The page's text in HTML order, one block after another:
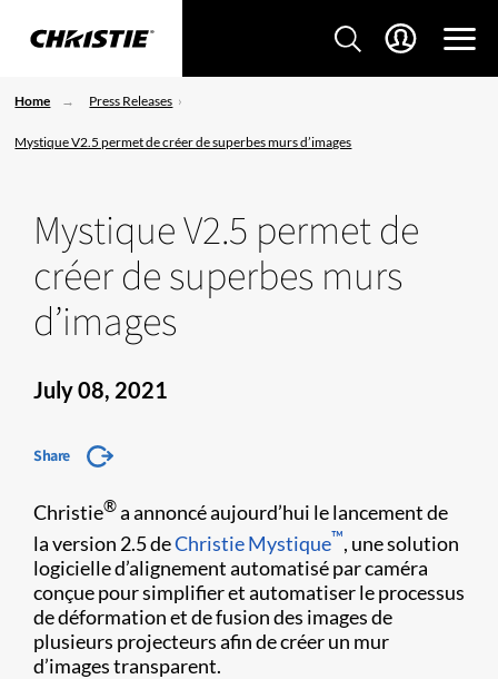
Home Press Releases
Mystique V2.5 permet de créer de superbes murs d’images
Mystique V2.5 permet de
créer de superbes murs
d’images
July 08, 2021
Share
Christie®a annoncé aujourd’hui le lancement de
la version 2.5 deChristie Mystique™, une solution
logicielle d’alignement automatisé par caméra
conçue pour simplifier et automatiser le processus
de déformation et de fusion des images de
plusieurs projecteurs afin de créer un mur
d’images transparent.